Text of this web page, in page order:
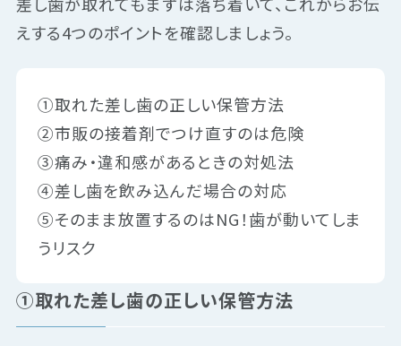
えする4つのポイントを確認しましょう。
①取れた差し歯の正しい保管方法
②市販の接着剤でつけ直すのは危険
③痛み・違和感があるときの対処法
④差し歯を飲み込んだ場合の対応
⑤そのまま放置するのはNG！歯が動いてしま
うリスク
①取れた差し歯の正しい保管方法